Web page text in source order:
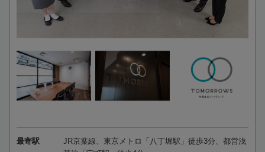
最寄駅
JR京葉線、東京メトロ「八丁堀駅」徒歩3分、都営浅